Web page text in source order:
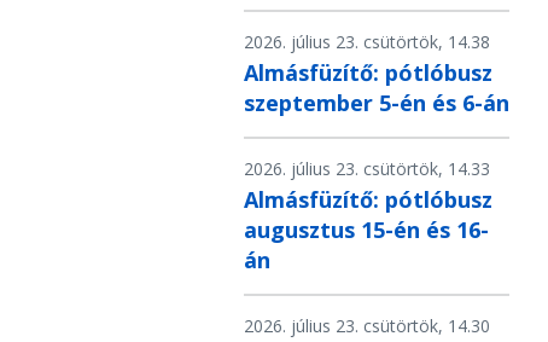
2026. július 23. csütörtök, 14.38
Almásfüzítő: pótlóbusz
szeptember 5-én és 6-án
2026. július 23. csütörtök, 14.33
Almásfüzítő: pótlóbusz
augusztus 15-én és 16-
án
2026. július 23. csütörtök, 14.30